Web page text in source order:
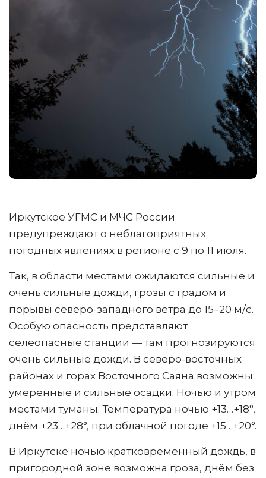
Иркутское УГМС и МЧС России
предупреждают о неблагоприятных
погодных явлениях в регионе с 9 по 11 июля.
Так, в области местами ожидаются сильные и
очень сильные дожди, грозы с градом и
порывы северо-западного ветра до 15–20 м/с.
Особую опасность представляют
селеопасные станции — там прогнозируются
очень сильные дожди. В северо-восточных
районах и горах Восточного Саяна возможны
умеренные и сильные осадки. Ночью и утром
местами туманы. Температура ночью +13…+18°,
днём +23…+28°, при облачной погоде +15…+20°.
В Иркутске ночью кратковременный дождь, в
пригородной зоне возможна гроза, днём без